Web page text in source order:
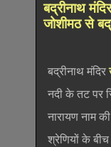
बद्रीनाथ
जोशीमठ से
बद्रीनाथ मंदिर
नदी के तट पर
नारायण नाम
श्रेणियों के